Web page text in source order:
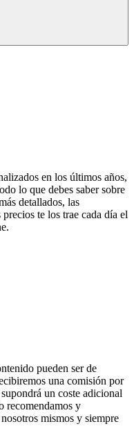
en los últimos años,
lo que debes saber sobre
detallados, las
te los trae cada día el
pueden ser de
una comisión por
un coste adicional
recomendamos y
mismos y siempre